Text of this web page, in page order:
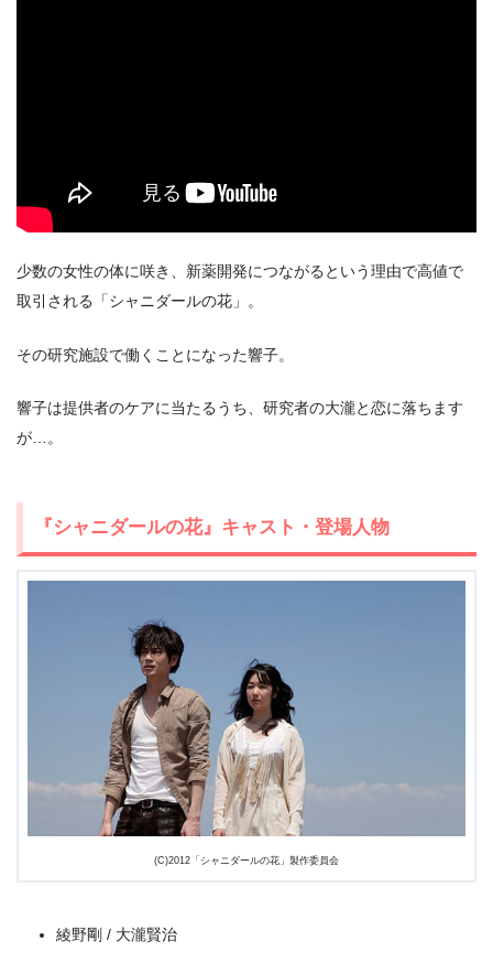
出典: U-NEXT
＼＼31日間無料!!お試し解約もOK／／
今すぐ無料でU-NEXTで見る
少数の女性の体に咲き、新薬開発につながるという理由で高値で
取引される「シャニダールの花」。
その研究施設で働くことになった響子。
響子は提供者のケアに当たるうち、研究者の大瀧と恋に落ちます
が…。
『シャニダールの花』キャスト・登場人物
(C)2012「シャニダールの花」製作委員会
綾野剛 / 大瀧賢治